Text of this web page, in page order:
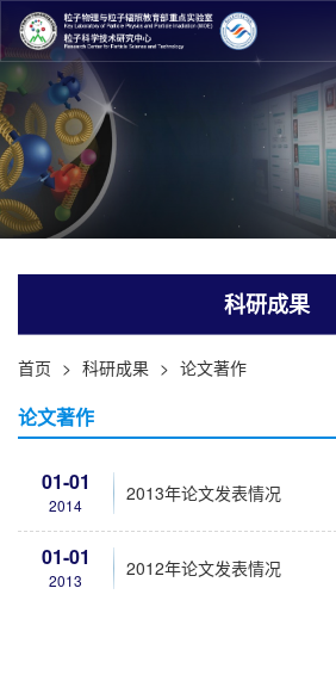
科研成果
首页 > 科研成果 > 论文著作
论文著作
01-01
2014 2013年论文发表情况
01-01
2013 2012年论文发表情况